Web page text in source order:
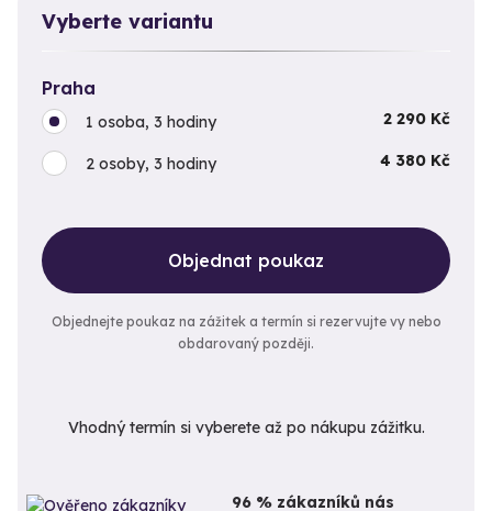
Vyberte variantu
Praha
1 osoba, 3 hodiny 2 290 Kč
2 osoby, 3 hodiny 4 380 Kč
Objednat poukaz
Objednejte poukaz na zážitek a termín si rezervujte vy nebo
obdarovaný později.
Vhodný termín si vyberete až po nákupu zážitku.
96 % zákazníků nás